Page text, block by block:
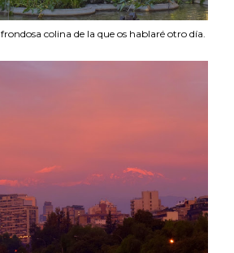
colina de la que os hablaré otro día.